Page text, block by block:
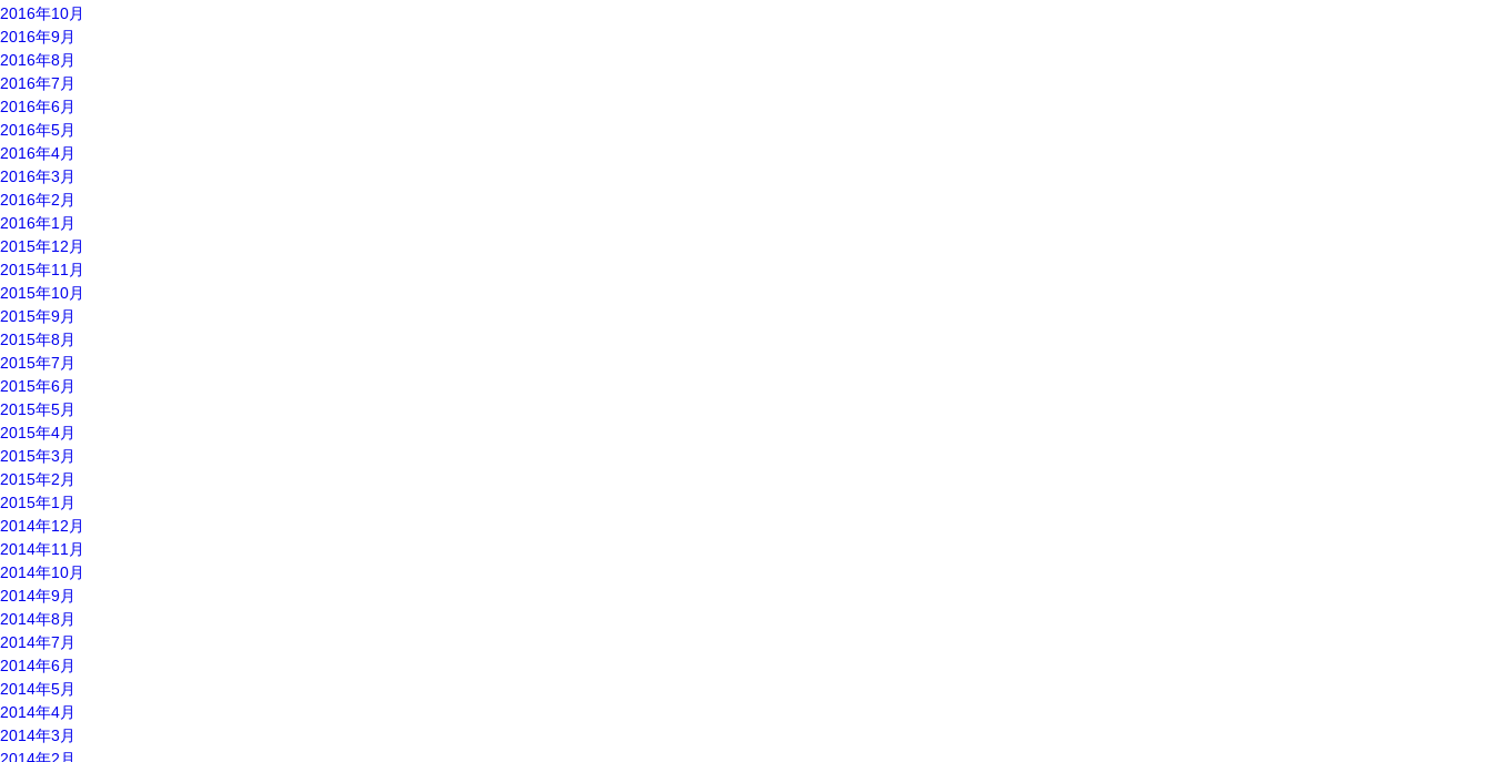
2016年10月
2016年9月
2016年8月
2016年7月
2016年6月
2016年5月
2016年4月
2016年3月
2016年2月
2016年1月
2015年12月
2015年11月
2015年10月
2015年9月
2015年8月
2015年7月
2015年6月
2015年5月
2015年4月
2015年3月
2015年2月
2015年1月
2014年12月
2014年11月
2014年10月
2014年9月
2014年8月
2014年7月
2014年6月
2014年5月
2014年4月
2014年3月
2014年2月